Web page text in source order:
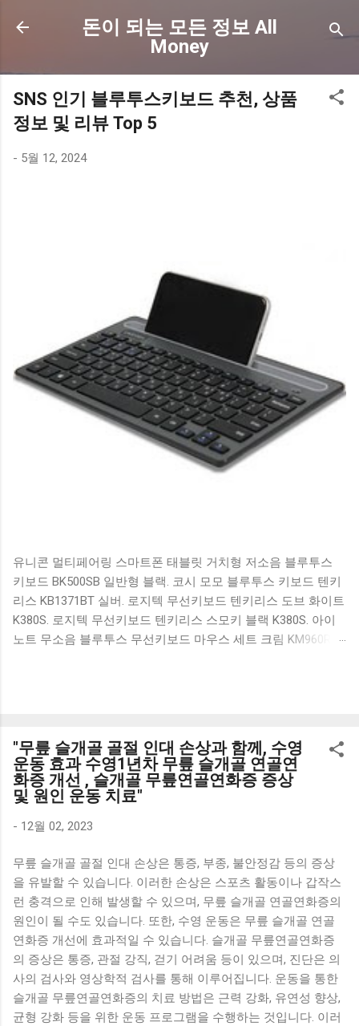
기본 콘텐츠로 건너뛰기
돈이 되는 모든 정보 All
Money
SNS 인기 블루투스키보드 추천, 상품
정보 및 리뷰 Top 5
- 5월 12, 2024
유니콘 멀티페어링 스마트폰 태블릿 거치형 저소음 블루투스
키보드 BK500SB 일반형 블랙. 코시 모모 블루투스 키보드 텐키
리스 KB1371BT 실버. 로지텍 무선키보드 텐키리스 도브 화이트
K380S. 로지텍 무선키보드 텐키리스 스모키 블랙 K380S. 아이
노트 무소음 블루투스 무선키보드 마우스 세트 크림 KM960RB
혜택을 놓치지 마세요. 다양한 할인 혜택과 빠른배송 혜택을 놓
치지 않도록 먼저 확인해보세요. 추가할인 확인하기 상품 하나
를 사더라도 종류도 많고, 가격도 다양해서 결정이 많이 어려우
많을 수 밖에 없습니다. 다양한 상품들을 상세스펙 과 가격 을
가상품 보러가기 추천상품 Best 유니콘 멀티페어링 스마트폰
태블릿 거치형 저소음 블루투스 키보드, BK-500SB, 일반형, 블
랙 유니콘 멀티페어링 스마트폰 태...
"무릎 슬개골 골절 인대 손상과 함께, 수영
운동 효과 수영1년차 무릎 슬개골 연골연
화증 개선 , 슬개골 무릎연골연화증 증상
및 원인 운동 치료"
- 12월 02, 2023
무릎 슬개골 골절 인대 손상은 통증, 부종, 불안정감 등의 증상
을 유발할 수 있습니다. 이러한 손상은 스포츠 활동이나 갑작스
런 충격으로 인해 발생할 수 있으며, 무릎 슬개골 연골연화증의
원인이 될 수도 있습니다. 또한, 수영 운동은 무릎 슬개골 연골
연화증 개선에 효과적일 수 있습니다. 슬개골 무릎연골연화증
의 증상은 통증, 관절 강직, 걷기 어려움 등이 있으며, 진단은 의
사의 검사와 영상학적 검사를 통해 이루어집니다. 운동을 통한
슬개골 무릎연골연화증의 치료 방법은 근력 강화, 유연성 향상,
균형 강화 등을 위한 운동 프로그램을 수행하는 것입니다. 이러